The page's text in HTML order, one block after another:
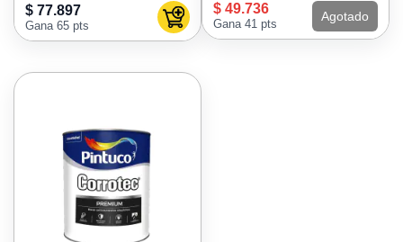
$ 77.897
Gana 65 pts Agregar al carrito
$ 49.736
Gana 41 pts
Agotado